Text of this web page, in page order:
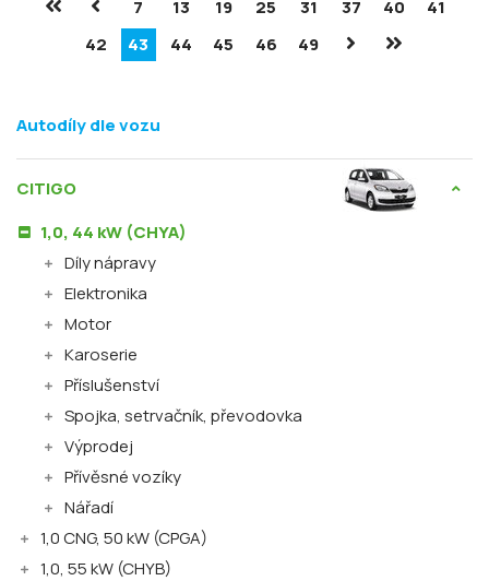
7 13 19 25 31 37 40
41
42
43 44 45 46 49
Autodíly dle vozu
CITIGO
1,0, 44 kW (CHYA)
Díly nápravy
Elektronika
Motor
Karoserie
Příslušenství
Spojka, setrvačník, převodovka
Výprodej
Přívěsné vozíky
Nářadí
1,0 CNG, 50 kW (CPGA)
1,0, 55 kW (CHYB)